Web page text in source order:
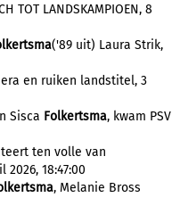
TOT LANDSKAMPIOEN, 8
('89 uit) Laura Strik,
en ruiken landstitel, 3
Sisca Folkertsma, kwam PSV
ten volle van
18:47:00
, Melanie Bross